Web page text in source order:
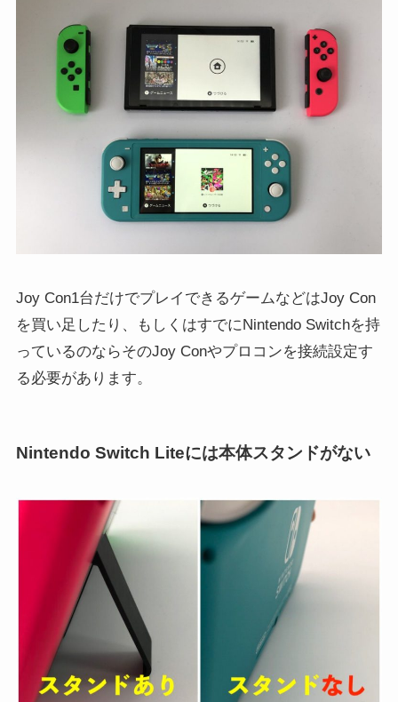
Joy Con1台だけでプレイできるゲームなどはJoy Con
を買い足したり、もしくはすでにNintendo Switchを持
っているのならそのJoy Conやプロコンを接続設定す
る必要があります。
Nintendo Switch Liteには本体スタンドがない